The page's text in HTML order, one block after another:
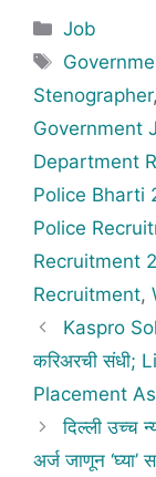
Categories
Job
Tags
Stenographer,
Government
Department
Police Bharti
Police
Recruitment
Recruitment,
Kaspro
करिअरची संधी;
Placement
दिल्ली उच्च
अर्ज जाणून